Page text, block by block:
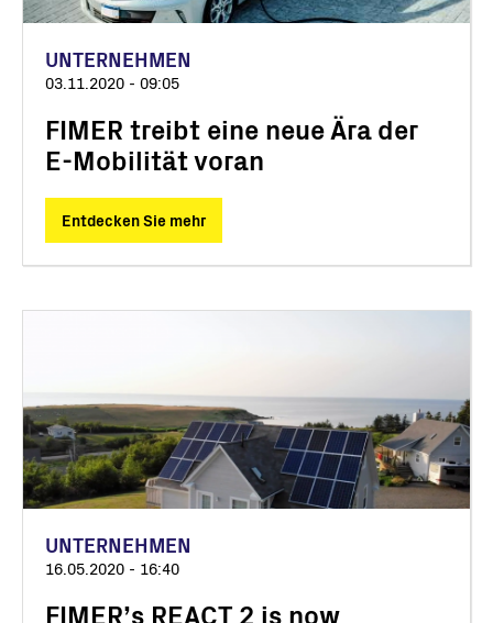
UNTERNEHMEN
03.11.2020 - 09:05
FIMER treibt eine neue Ära der
E-Mobilität voran
Entdecken Sie mehr
UNTERNEHMEN
16.05.2020 - 16:40
FIMER’s REACT 2 is now